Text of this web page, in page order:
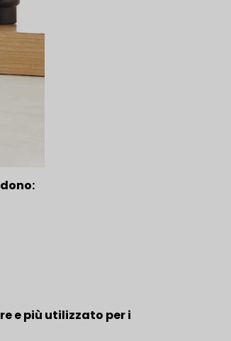
e più utilizzato per i